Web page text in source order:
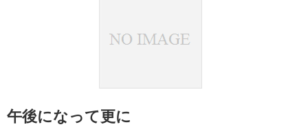
午後になって更に